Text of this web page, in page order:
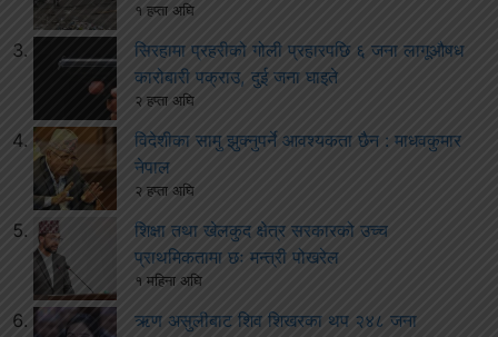
१ हप्ता अघि
सिरहामा प्रहरीको गोली प्रहारपछि ६ जना लागूऔषध
कारोबारी पक्राउ, दुई जना घाइते
२ हप्ता अघि
विदेशीका सामु झुक्नुपर्ने आवश्यकता छैन : माधवकुमार
नेपाल
२ हप्ता अघि
शिक्षा तथा खेलकुद क्षेत्र सरकारको उच्च
प्राथमिकतामा छः मन्त्री पोखरेल
१ महिना अघि
ऋण असुलीबाट शिव शिखरका थप २४८ जना